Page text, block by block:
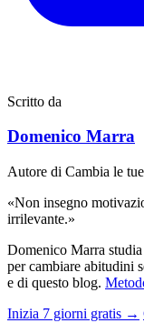
Scritto da
Domenico Marra
Autore di Cambia le
«Non insegno
irrilevante.»
Domenico Marra
per cambiare abitudini
e di questo blog.
Inizia 7 giorni gratis →